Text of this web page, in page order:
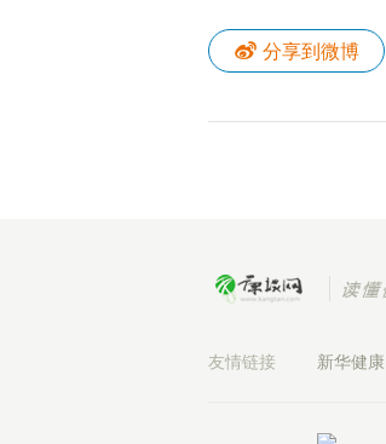
分享到微博
友情链接 新华健康